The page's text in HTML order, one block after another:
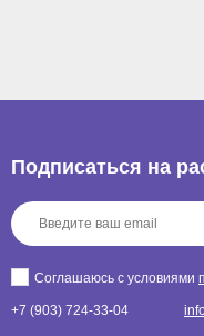
Подписаться на
Соглашаюсь с условиями
+7 (903) 724-33-04